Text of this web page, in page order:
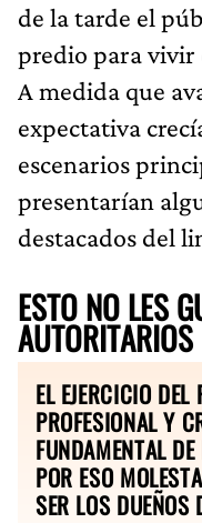
de la tarde el
predio para
A medida que
expectativa
escenarios
presentarían
destacados del
ESTO NO LES
AUTORITARIOS
EL EJERCICIO DEL
PROFESIONAL Y
FUNDAMENTAL
POR ESO
SER LOS DUEÑOS